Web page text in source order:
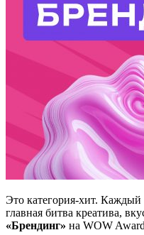
Это категория-хит. Каждый
главная битва креатива,
«Брендинг» на WOW